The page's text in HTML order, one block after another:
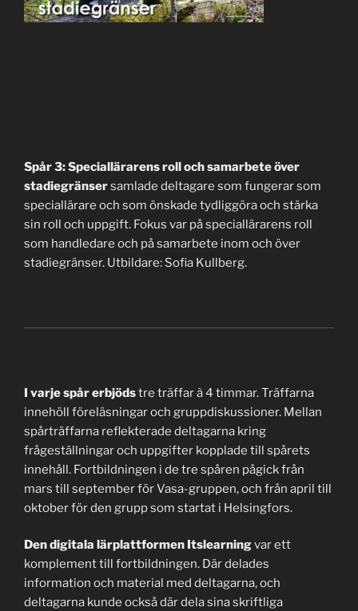
Spår 3: Speciallärarens roll och samarbete över
stadiegränsersamlade deltagare som fungerar som
speciallärare och som önskade tydliggöra och stärka
sin roll och uppgift. Fokus var på speciallärarens roll
som handledare och på samarbete inom och över
stadiegränser. Utbildare: Sofia Kullberg.
I varje spår erbjödstre träffar à 4 timmar. Träffarna
innehöll föreläsningar och gruppdiskussioner. Mellan
spårträffarna reflekterade deltagarna kring
frågeställningar och uppgifter kopplade till spårets
innehåll. Fortbildningen i de tre spåren pågick från
mars till september för Vasa-gruppen, och från april till
oktober för den grupp som startat i Helsingfors.
Den digitala lärplattformen Itslearningvar ett
komplement till fortbildningen. Där delades
information och material med deltagarna, och
deltagarna kunde också där dela sina skriftliga